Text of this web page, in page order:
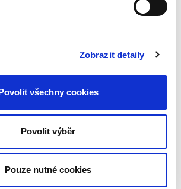
Zobrazit detaily
všechny cookies
Povolit výběr
Pouze nutné cookies
je klíčovým pojmem českého
předobrazem...
Podjatost soudců v
vrcholných soudů
ČR